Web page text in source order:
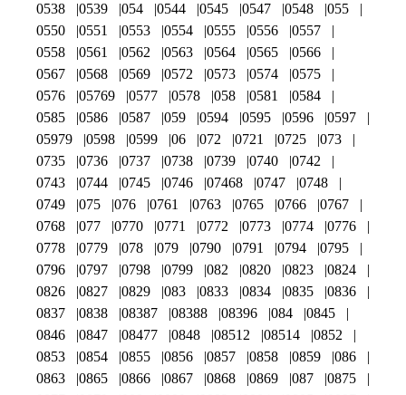
0538
0539 054 0544 0545 0547 0548
055
0550
0551 0553 0554 0555 0556
0557
0558
0561 0562 0563 0564 0565
0566
0567
0568 0569 0572 0573 0574
0575
0576
05769 0577 0578 058 0581
0584
0585
0586 0587 059 0594 0595 0596
0597
05979
0598 0599 06 072 0721 0725
073
0735
0736 0737 0738 0739 0740
0742
0743
0744 0745 0746 07468 0747
0748
0749
075 076 0761 0763 0765 0766
0767
0768
077 0770 0771 0772 0773 0774
0776
0778
0779 078 079 0790 0791 0794
0795
0796
0797 0798 0799 082 0820 0823
0824
0826
0827 0829 083 0833 0834 0835
0836
0837
0838 08387 08388 08396 084
0845
0846
0847 08477 0848 08512 08514
0852
0853
0854 0855 0856 0857 0858 0859
086
0863
0865 0866 0867 0868 0869 087
0875